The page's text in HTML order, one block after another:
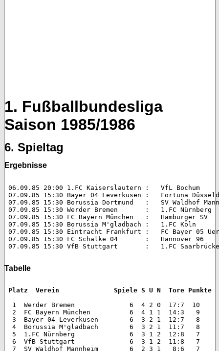
1. Fußballbundesliga
Saison 1985/1986
6. Spieltag
Ergebnisse
06.09.85 20:00 1.FC Kaiserslautern :   VfL Bochum 		2:0 (1:0)
07.09.85 15:30 Bayer 04 Leverkusen :   Fortuna Düsseldorf
07.09.85 15:30 Borussia Dortmund   :   SV Waldhof
07.09.85 15:30 Werder Bremen       :   1.FC Nürnberg 		2:1 (1:0)
07.09.85 15:30 FC Bayern München   :   Hamburger SV 		2:0 (0:0)
07.09.85 15:30 Borussia M'gladbach :   1.FC Köln 		1:1 (0:0)
07.09.85 15:30 Eintracht Frankfurt :   FC Bayer 05 Uerdingen
07.09.85 15:30 FC Schalke 04       :   Hannover 96 		2:2 (0:1)
07.09.85 15:30 VfB Stuttgart       :   1.FC Saarbrücken 	3:1
Tabelle
Platz  Verein 		    Spiele S U N  Tore Punkte
  1  Werder Bremen 		6  4 2 0  17:7  10
  2  FC Bayern München 		6  4 1 1  14:3   9
  3  Bayer 04 Leverkusen 	6  3 2 1  12:7   8
  4  Borussia M'gladbach 	6  3 2 1  11:7   8
  5  1.FC Nürnberg 		6  3 1 2  12:8   7
  6  VfB Stuttgart 		6  3 1 2  11:8   7
  7  SV Waldhof Mannheim 	6  2 3 1   8:6   7